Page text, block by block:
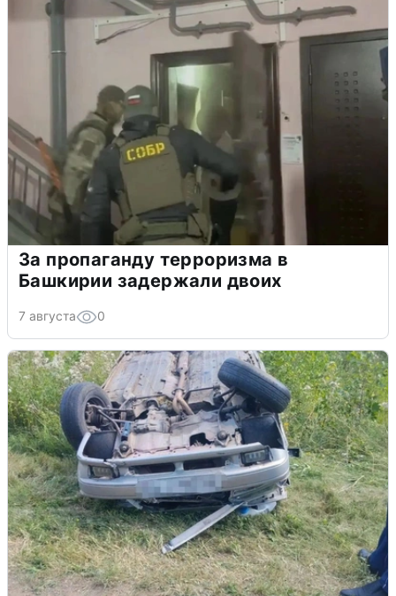
За пропаганду терроризма в
Башкирии задержали двоих
7 августа 0